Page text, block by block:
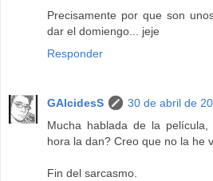
Precisamente por que son
dar el domiengo... jeje
Responder
GAlcidesS
30 de abril de
Mucha hablada de la
hora la dan? Creo que no la he
Fin del sarcasmo.